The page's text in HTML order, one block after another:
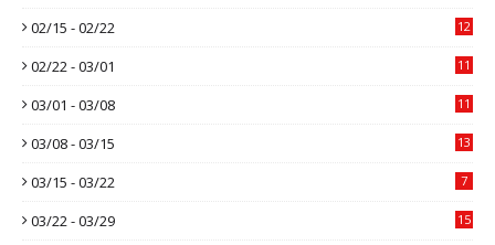
02/15 - 02/22 12
02/22 - 03/01 11
03/01 - 03/08 11
03/08 - 03/15 13
03/15 - 03/22 7
03/22 - 03/29 15